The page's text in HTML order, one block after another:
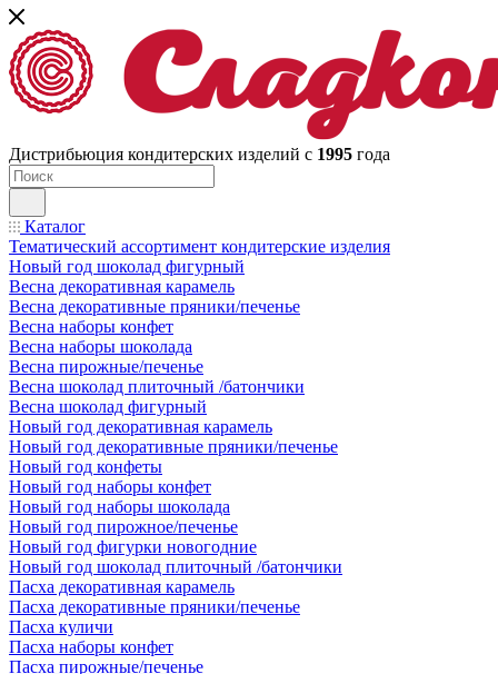
Дистрибьюция кондитерских изделий с 1995 года
Каталог
Тематический ассортимент кондитерские изделия
Новый год шоколад фигурный
Весна декоративная карамель
Весна декоративные пряники/печенье
Весна наборы конфет
Весна наборы шоколада
Весна пирожные/печенье
Весна шоколад плиточный /батончики
Весна шоколад фигурный
Новый год декоративная карамель
Новый год декоративные пряники/печенье
Новый год конфеты
Новый год наборы конфет
Новый год наборы шоколада
Новый год пирожное/печенье
Новый год фигурки новогодние
Новый год шоколад плиточный /батончики
Пасха декоративная карамель
Пасха декоративные пряники/печенье
Пасха куличи
Пасха наборы конфет
Пасха пирожные/печенье